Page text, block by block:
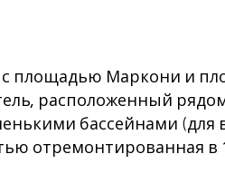
площадью Маркони и
расположенный
бассейнами
отремонтированная в